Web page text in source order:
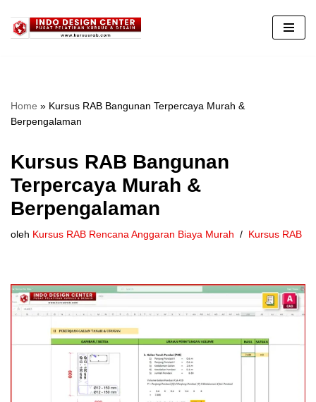
Lompat
Home » Kursus RAB Bangunan Terpercaya Murah &
Berpengalaman
Kursus RAB Bangunan
Terpercaya Murah &
Berpengalaman
oleh Kursus RAB Rencana Anggaran Biaya Murah Kursus RAB